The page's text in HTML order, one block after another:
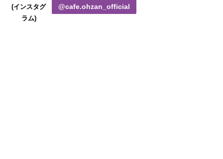
(インスタグ
ラム)
@cafe.ohzan_official